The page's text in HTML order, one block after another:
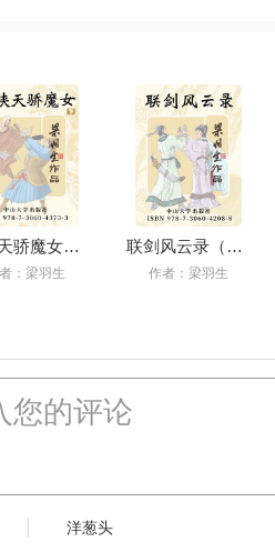
狂侠天骄魔女下册（简体）
：梁羽生
联剑风云录（简体）
作者：梁羽生
洋葱头